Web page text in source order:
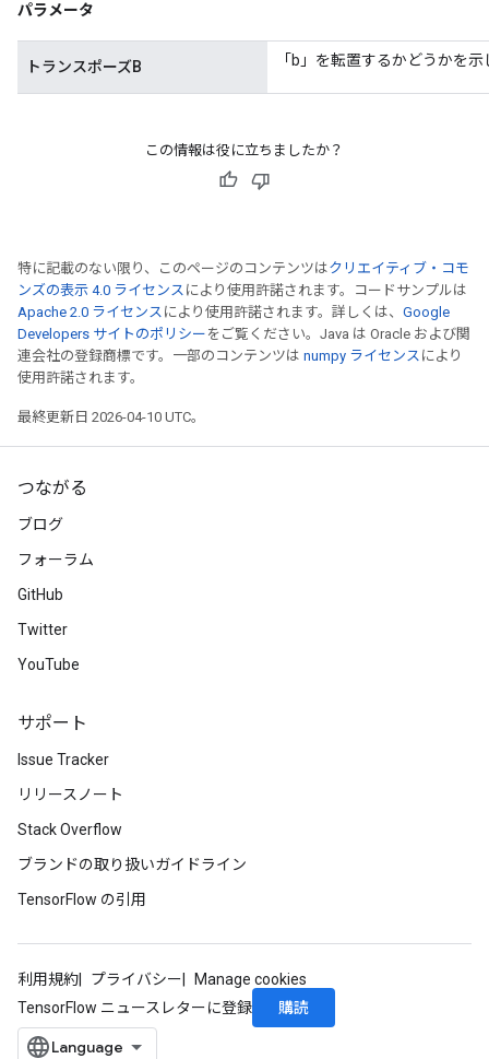
パラメータ
トランスポーズB 「b」を転置するかどうかを示
この情報は役に立ちましたか？
特に記載のない限り、このページのコンテンツはクリエイティブ・コモ
ンズの表示 4.0 ライセンス により使用許諾されます。コードサンプルは
Apache 2.0 ライセンス により使用許諾されます。詳しくは、 Google
Developers サイトのポリシー をご覧ください。Java は Oracle および関
連会社の登録商標です。一部のコンテンツは numpy ライセンス により
使用許諾されます。
最終更新日 2026-04-10 UTC。
つながる
ブログ
フォーラム
GitHub
Twitter
YouTube
サポート
Issue Tracker
リリースノート
Stack Overflow
ブランドの取り扱いガイドライン
TensorFlow の引用
利用規約 プライバシー
Manage cookies
TensorFlow ニュースレターに登録
購読